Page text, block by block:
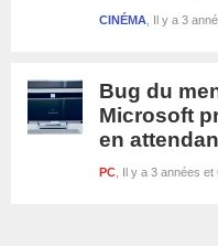
Il y a 3
CINÉMA
Bug du
Microsoft
en
Il y a 3 années et
PC